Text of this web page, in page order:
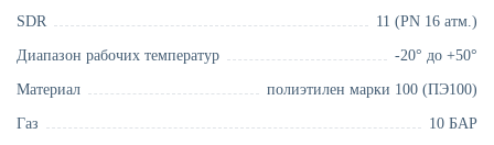
SDR 11 (PN 16 атм.)
Диапазон рабочих температур -20° до +50°
Материал полиэтилен марки 100 (ПЭ100)
Газ 10 БАР